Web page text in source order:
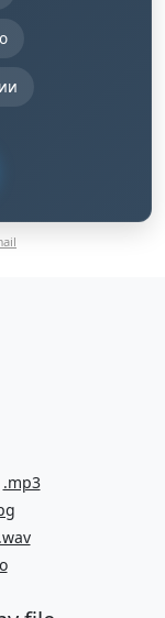
.mp3
.wav